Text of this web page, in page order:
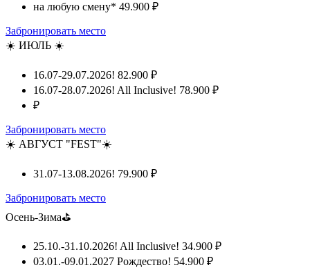
на любую смену* 49.900 ₽
Забронировать место
☀️ ИЮЛЬ ☀️
16.07-29.07.2026! 82.900 ₽
16.07-28.07.2026! All Inclusive! 78.900 ₽
₽
Забронировать место
☀️ АВГУСТ "FEST"☀️
31.07-13.08.2026! 79.900 ₽
Забронировать место
Осень-Зима⛳
25.10.-31.10.2026! All Inclusive! 34.900 ₽
03.01.-09.01.2027 Рождество! 54.900 ₽